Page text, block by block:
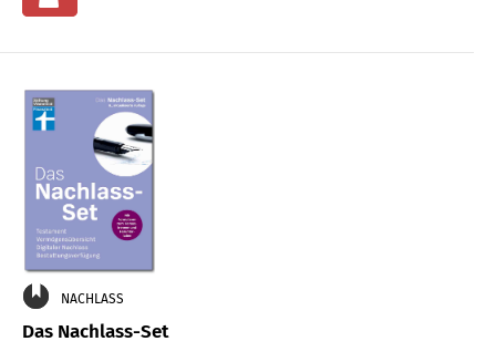
NACHLASS
Das Nachlass-Set